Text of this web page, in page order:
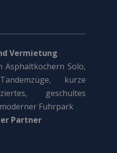
Vermietung
Asphaltkochern Solo,
kurze
geschultes
Fuhrpark
Partner